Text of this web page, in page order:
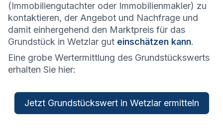
(Immobiliengutachter oder Immobilienmakler) zu
kontaktieren, der Angebot und Nachfrage und
damit einhergehend den Marktpreis für das
Grundstück in Wetzlar gut einschätzen kann.
Eine grobe Wertermittlung des Grundstückswerts
erhalten Sie hier:
Jetzt Grundstückswert in Wetzlar ermitteln